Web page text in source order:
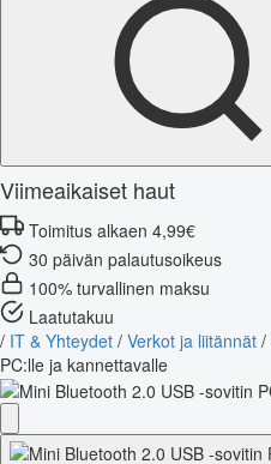
Viimeaikaiset haut
Toimitus alkaen 4,99€
30 päivän palautusoikeus
100% turvallinen maksu
Laatutakuu
/ IT & Yhteydet / Verkot ja liitännät /
PC:lle ja kannettavalle